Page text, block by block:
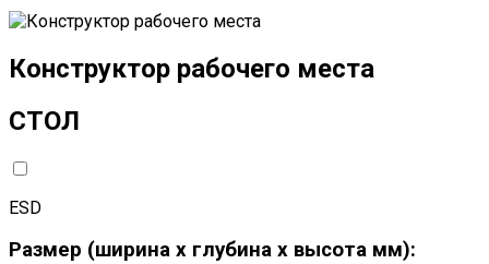
Конструктор рабочего места
СТОЛ
ESD
Размер (ширина х глубина х высота мм):